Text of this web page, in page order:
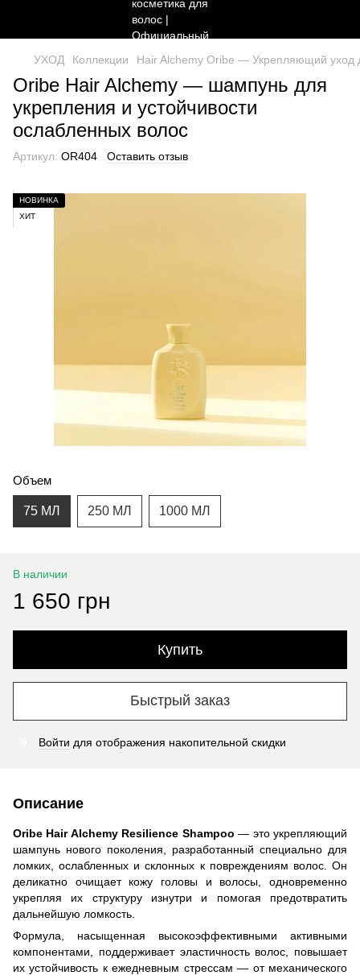
УХОД Коллекции Hair Alchemy Oribe — Укрепляющий уход
Oribe Hair Alchemy — шампунь для
укрепления и устойчивости
ослабленных волос
Артикул: OR404 Оставить отзыв
НОВИНКА
ХИТ
Объем
75 МЛ 250 МЛ 1000 МЛ
В наличии
1 650 грн
Купить
Быстрый заказ
Войти для отображения накопительной скидки
Описание
Oribe Hair Alchemy Resilience Shampoo — это укрепляющий
шампунь нового поколения, разработанный специально для
ломких, ослабленных и склонных к повреждениям волос. Он
деликатно очищает кожу головы и волосы, одновременно
укрепляя их структуру изнутри и помогая предотвратить
дальнейшую ломкость.
Формула, насыщенная высокоэффективными активными
компонентами, поддерживает эластичность волос, повышает
их устойчивость к ежедневным стрессам — от механического